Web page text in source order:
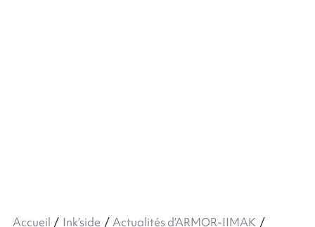
Accueil Ink’side
Actualités d’ARMOR-IIMAK